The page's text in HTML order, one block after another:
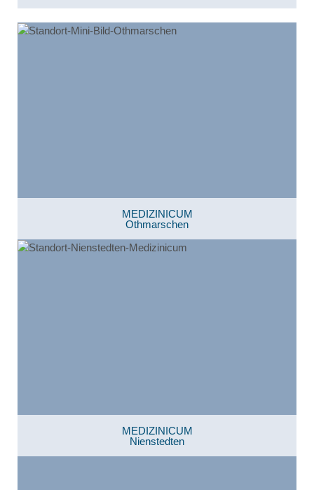
MEDIZINICUM
Othmarschen
MEDIZINICUM
Nienstedten